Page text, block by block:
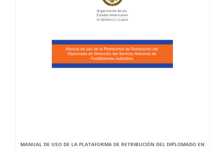
MANUAL DE USO DE LA PLATAFORMA DE RETRIBUCIÓN DEL DIPLOMADO EN